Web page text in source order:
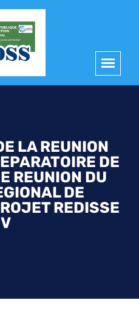
LA REUNION
DE
REUNION DU
DE
REDISSE